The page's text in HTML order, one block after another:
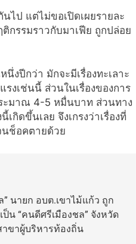
ไป แต่ไม่ขอเปิดเผยรายละ
กรรมราวกับมาเฟีย ถูกปล่อย
งปีกว่า มักจะมีเรื่องทะเลาะ
รงเช่นนี้ ส่วนในเรื่องของการ
ะมาณ 4-5 หมื่นบาท ส่วนทาง
กิดขึ้นเลย จึงเกรงว่าเรื่องที่
นช็อคตายด้วย
” นายก อบต.เขาไม้แก้ว ถูก
น “คนดีศรีเมืองชล” จังหวัด
าขาผู้บริหารท้องถิ่น